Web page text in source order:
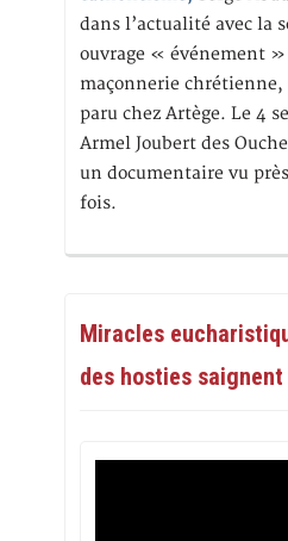
dans l’actualité avec la
ouvrage « événement
maçonnerie
paru chez Artège. Le 4
Armel Joubert des
un documentaire vu
fois.
Miracles
des hosties